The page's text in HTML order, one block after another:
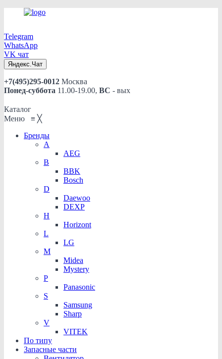
Telegram
WhatsApp
VK чат
Яндекс.Чат
+7(495)295-0012 Москва
Понед-суббота 11.00-19.00, ВС - вых
Каталог
Меню ≡ ╳
Бренды
A
AEG
B
BBK
Bosch
D
Daewoo
DEXP
H
Horizont
L
LG
M
Midea
Mystery
P
Panasonic
S
Samsung
Sharp
V
VITEK
По типу
Запасные части